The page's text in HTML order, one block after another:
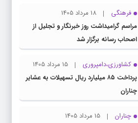
فرهنگی
18 مرداد 1405
مراسم گرامیداشت روز خبرنگار و تجلیل از
اصحاب رسانه برگزار شد
کشاورزی،دامپروری
15 مرداد 1405
پرداخت ۸۵ میلیارد ریال تسهیلات به عشایر
چناران
چناران
15 مرداد 1405